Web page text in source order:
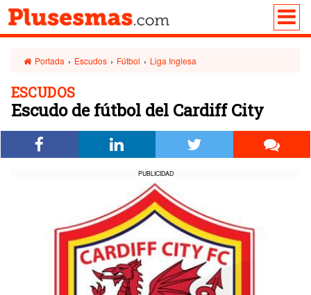
Portada › Escudos › Fútbol › Liga Inglesa
ESCUDOS
Escudo de fútbol del Cardiff City
PUBLICIDAD